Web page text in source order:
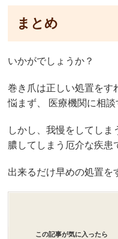
まとめ
いかがでしょうか？
巻き爪は正しい処置をす
悩まず、 医療機関に相談
しかし、我慢をしてし
膿してしまう厄介な疾患
出来るだけ早めの処置を
この記事が気に入ったら